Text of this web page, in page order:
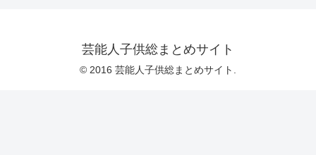
芸能人子供総まとめサイト
© 2016 芸能人子供総まとめサイト.